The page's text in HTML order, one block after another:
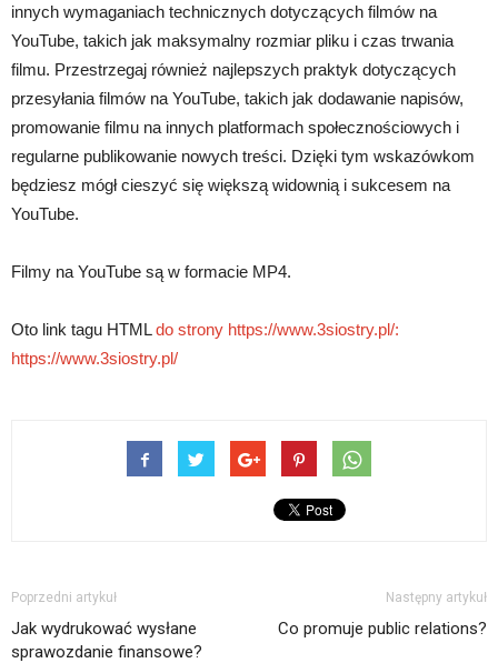
innych wymaganiach technicznych dotyczących filmów na
YouTube, takich jak maksymalny rozmiar pliku i czas trwania
filmu. Przestrzegaj również najlepszych praktyk dotyczących
przesyłania filmów na YouTube, takich jak dodawanie napisów,
promowanie filmu na innych platformach społecznościowych i
regularne publikowanie nowych treści. Dzięki tym wskazówkom
będziesz mógł cieszyć się większą widownią i sukcesem na
YouTube.
Filmy na YouTube są w formacie MP4.
Oto link tagu HTMLdo strony https://www.3siostry.pl/:
https://www.3siostry.pl/
Poprzedni artykuł
Jak wydrukować wysłane
sprawozdanie finansowe?
Następny artykuł
Co promuje public relations?